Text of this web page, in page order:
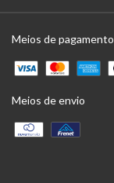
Meios de pagamento
Meios de envio